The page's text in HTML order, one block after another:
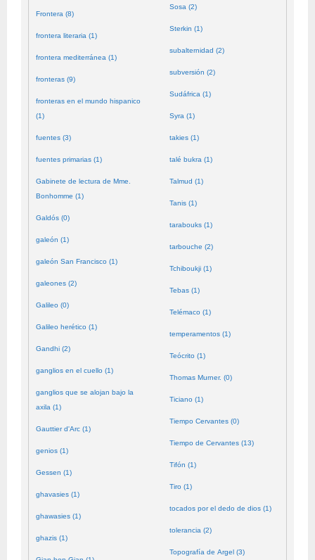
Frontera (8)
frontera literaria (1)
frontera mediterránea (1)
fronteras (9)
fronteras en el mundo hispanico
(1)
fuentes (3)
fuentes primarias (1)
Gabinete de lectura de Mme.
Bonhomme (1)
Galdós (0)
galeón (1)
galeón San Francisco (1)
galeones (2)
Galileo (0)
Galileo herético (1)
Gandhi (2)
ganglios en el cuello (1)
ganglios que se alojan bajo la
axila (1)
Gauttier d'Arc (1)
genios (1)
Gessen (1)
ghavasies (1)
ghawasies (1)
ghazis (1)
Sosa (2)
Sterkin (1)
subalternidad (2)
subversión (2)
Sudáfrica (1)
Syra (1)
takies (1)
talé bukra (1)
Talmud (1)
Tanis (1)
tarabouks (1)
tarbouche (2)
Tchiboukji (1)
Tebas (1)
Telémaco (1)
temperamentos (1)
Teócrito (1)
Thomas Murner. (0)
Ticiano (1)
Tiempo Cervantes (0)
Tiempo de Cervantes (13)
Tifón (1)
Tiro (1)
tocados por el dedo de dios (1)
tolerancia (2)
Topografía de Argel (3)